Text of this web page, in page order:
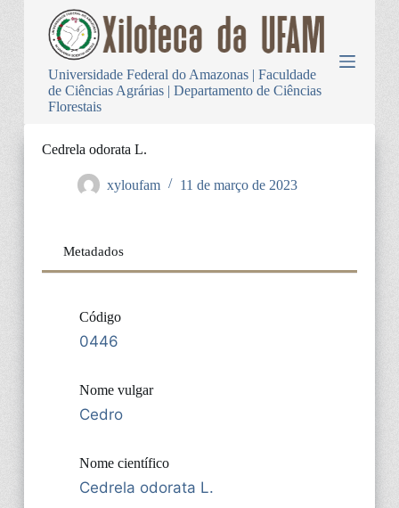
Universidade Federal do Amazonas | Faculdade
de Ciências Agrárias | Departamento de Ciências
Florestais
Cedrela odorata L.
xyloufam 11 de março de 2023
Metadados
Código
0446
Nome vulgar
Cedro
Nome científico
Cedrela odorata L.